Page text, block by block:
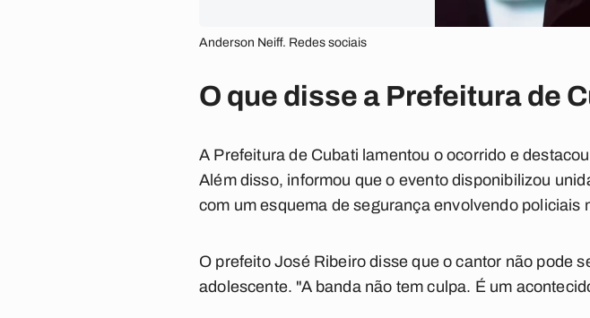
Anderson Neiff. Redes sociais
O que disse a Prefeitura de
A Prefeitura de Cubati lamentou o ocorrido e
Além disso, informou que o evento disponibilizou
com um esquema de segurança envolvendo
O prefeito José Ribeiro disse que o cantor não pode
adolescente. "A banda não tem culpa. É um